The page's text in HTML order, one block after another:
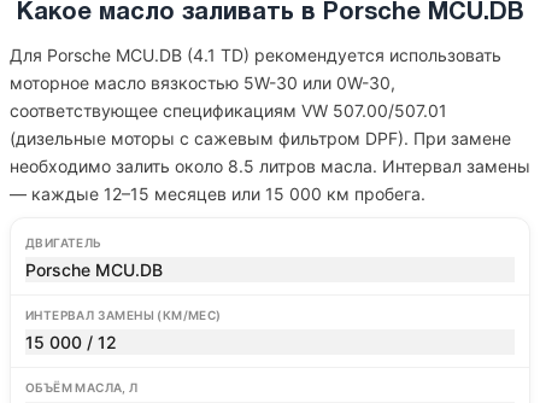
Какое масло заливать в Porsche MCU.DB
Для Porsche MCU.DB (4.1 TD) рекомендуется использовать
моторное масло вязкостью 5W-30 или 0W-30,
соответствующее спецификациям VW 507.00/507.01
(дизельные моторы с сажевым фильтром DPF). При замене
необходимо залить около 8.5 литров масла. Интервал замены
— каждые 12–15 месяцев или 15 000 км пробега.
ДВИГАТЕЛЬ
Porsche MCU.DB
ИНТЕРВАЛ ЗАМЕНЫ (КМ/МЕС)
15 000 / 12
ОБЪЁМ МАСЛА, Л